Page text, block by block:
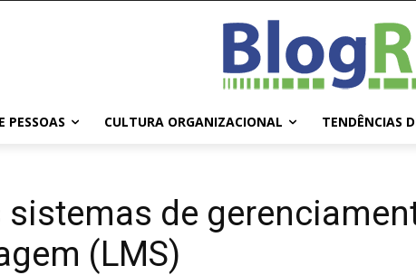
PESSOAS CULTURA ORGANIZACIONAL TENDÊNCIAS
sistemas de
(LMS)